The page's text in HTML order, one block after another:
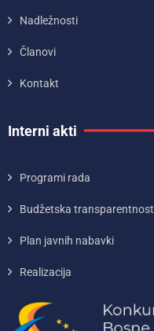
Nadležnosti
Članovi
Kontakt
Interni akti
Programi rada
Budžetska transparentnost
Plan javnih nabavki
Realizacija